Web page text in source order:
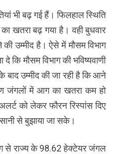
भी बढ़ गई हैं। फिलहाल स्थिति
खतरा बढ़ गया है। वही बुधवार
उम्मीद है। ऐसे में मौसम विभाग
कि मौसम विभाग की भविष्यवाणी
उम्मीद की जा रही है कि आने
जंगलों में आग का खतरा कम हो
को लेकर फौरन रिस्पांस दिए
से बुझाया जा सके।
से राज्य के 98.62 हेक्टेयर जंगल